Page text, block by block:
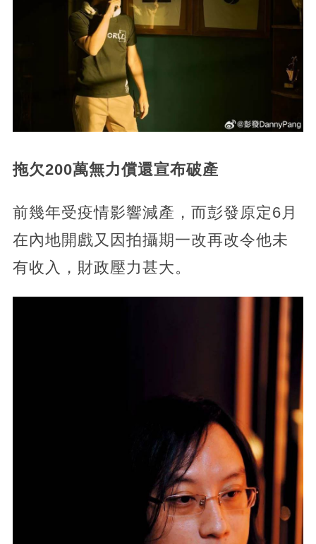
拖欠200萬無力償還宣布破產
前幾年受疫情影響減產，而彭發原定6月
在內地開戲又因拍攝期一改再改令他未
有收入，財政壓力甚大。